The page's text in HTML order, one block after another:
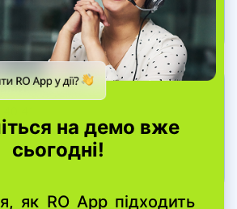
7, WC2A 2JR Лондон, Велика